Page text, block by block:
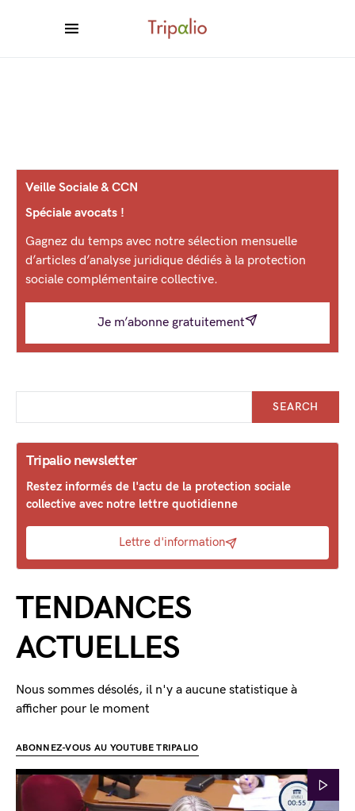
Veille Sociale & CCN
Spéciale avocats !
Gagnez du temps avec notre sélection mensuelle
d’articles d’analyse juridique dédiés à la protection
sociale complémentaire collective.
Je m’abonne gratuitement
SEARCH
Tripalio newsletter
Restez informés de l'actu de la protection sociale
collective avec notre lettre quotidienne
Lettre d'information
TENDANCES
ACTUELLES
Nous sommes désolés, il n'y a aucune statistique à
afficher pour le moment
ABONNEZ-VOUS AU YOUTUBE TRIPALIO